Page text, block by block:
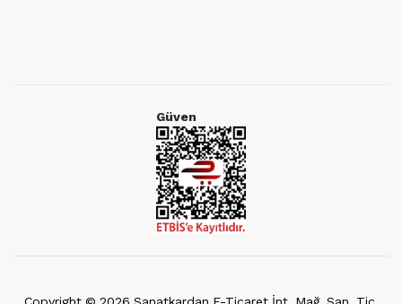
Güven